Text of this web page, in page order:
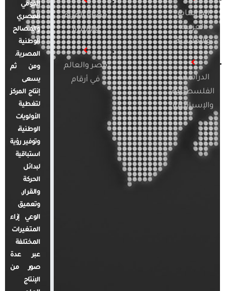
الدراسات
العربية
والإقليمية
الدراسات
الفلسطينية
والإسرائيلية
قضايا المرأة
والأسرة
مصر والعالم
في أرقام
القومي
المصري
والمصالح
الوطنية
المصرية.
ومن ثم
يسعى
إنتاج المركز
لتغطية
الأولويات
الوطنية،
وتوفير رؤية
استباقية
لبدائل
الحركة
والقرار.
وتعميق
الوعي إزاء
المتغيرات
المختلفة
عبر عدة
صور من
الإنتاج